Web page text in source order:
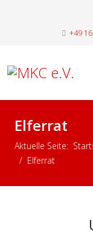
+49
Elferrat
Aktuelle Seite:
Elferrat